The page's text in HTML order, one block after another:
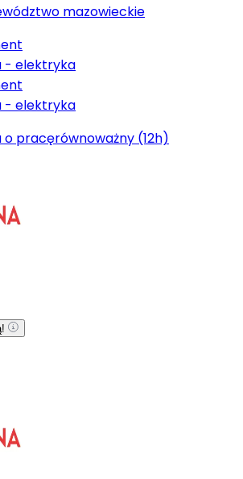
mazowieckie
- elektryka
- elektryka
o pracęrównoważny (12h)